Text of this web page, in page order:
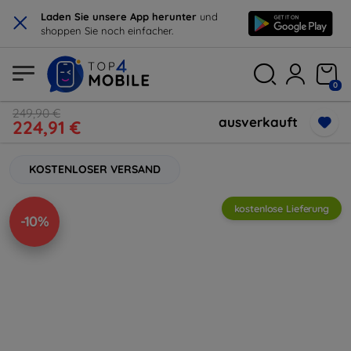
× Laden Sie unsere App herunter und
shoppen Sie noch einfacher.
0
249,90 €
224,91 € ausverkauft
KOSTENLOSER VERSAND
-10%
kostenlose Lieferung